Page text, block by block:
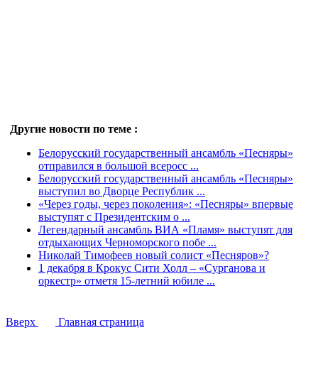
Другие новости по теме :
Белорусский государственный ансамбль «Песняры»
отправился в большой всеросс ...
Белорусский государственный ансамбль «Песняры»
выступил во Дворце Республик ...
«Через годы, через поколения»: «Песняры» впервые
выступят с Президентским о ...
Легендарный ансамбль ВИА «Пламя» выступят для
отдыхающих Черноморского побе ...
Николай Тимофеев новый солист «Песняров»?
1 декабря в Крокус Сити Холл – «Сурганова и
оркестр» отметя 15-летний юбиле ...
Вверх Главная страница